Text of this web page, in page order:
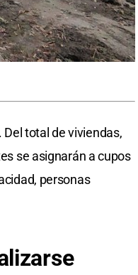
total de viviendas,
se asignarán a cupos
personas